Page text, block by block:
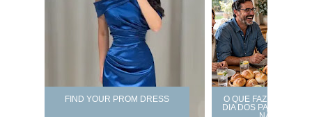
FIND YOUR PROM DRESS
O QUE FAZER DE
DIA DOS PAIS?
NÃO ERRAR